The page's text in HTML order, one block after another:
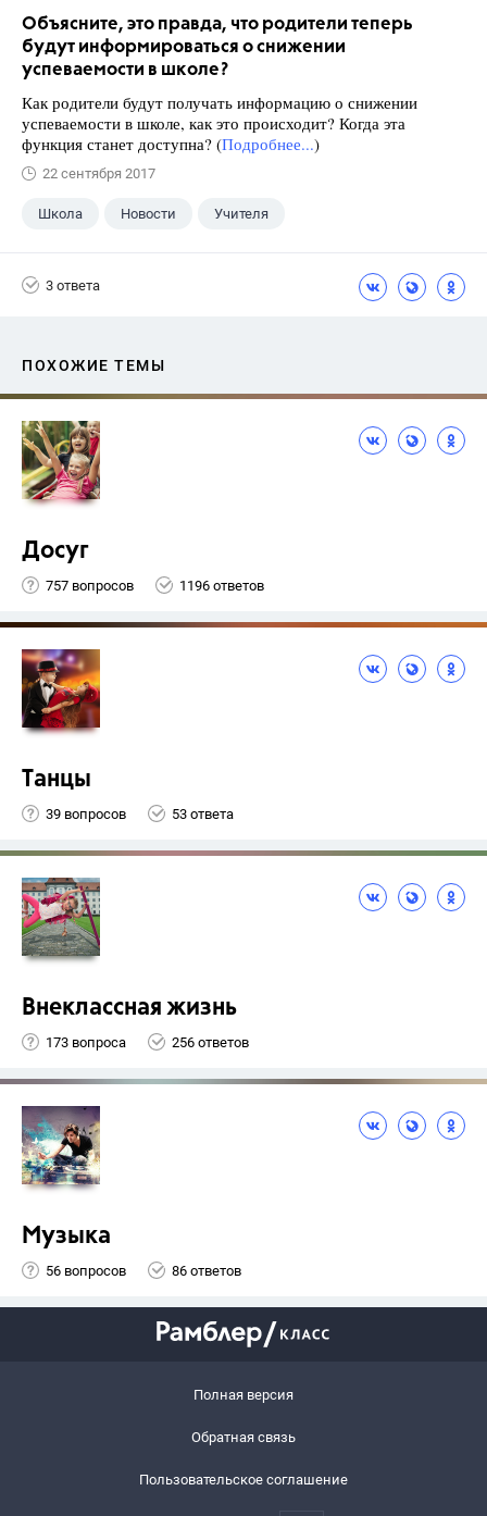
Объясните, это правда, что родители теперь
будут информироваться о снижении
успеваемости в школе?
Как родители будут получать информацию о снижении
успеваемости в школе, как это происходит? Когда эта
функция станет доступна? (Подробнее...)
22 сентября 2017
Школа Новости Учителя
3 ответа
ПОХОЖИЕ ТЕМЫ
Досуг
757 вопросов 1196 ответов
Танцы
39 вопросов 53 ответа
Внеклассная жизнь
173 вопроса 256 ответов
Музыка
56 вопросов 86 ответов
Полная версия
Обратная связь
Пользовательское соглашение